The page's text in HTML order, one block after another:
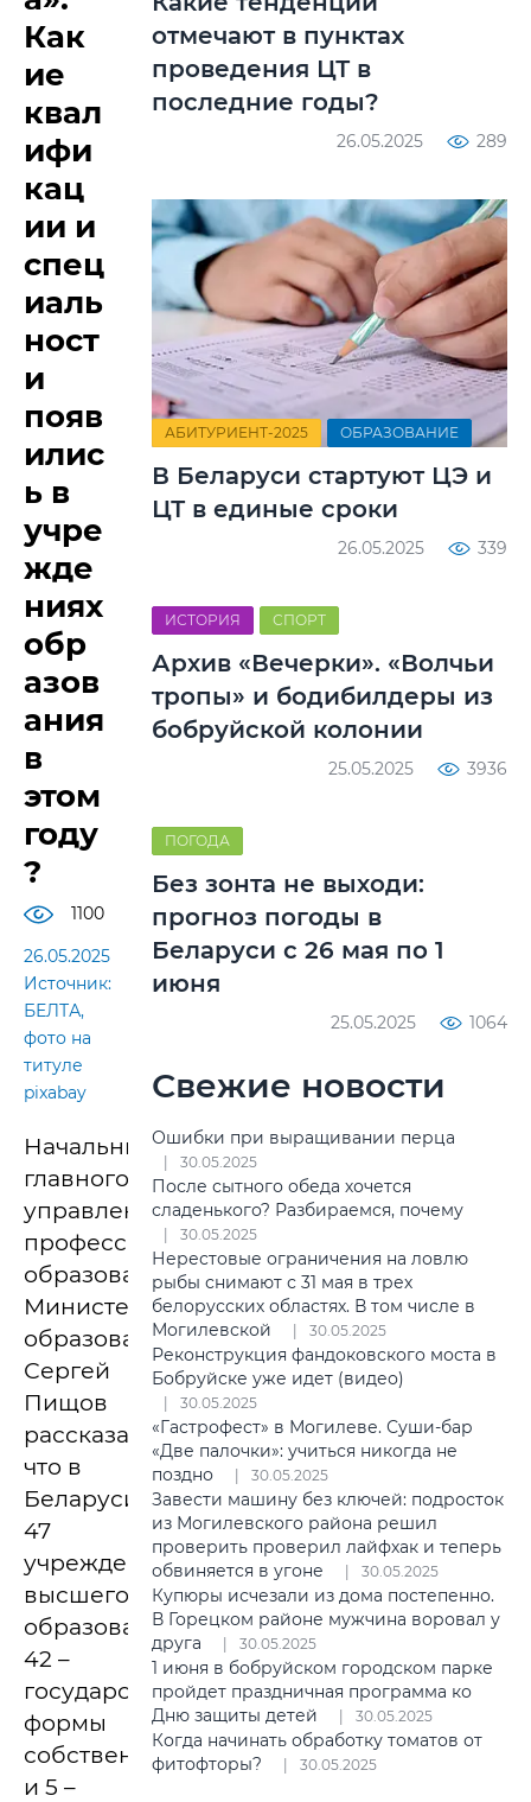
Как
ие
квал
ифи
кац
ии и
спец
иаль
ност
и
появ
илис
ь в
учре
жде
ниях
обр
азов
ания
в
этом
году
?
1100
26.05.2025
Источник:
БЕЛТА,
фото на
титуле
pixabay
Начальник
главного
управления
профессионального
образования
Министерства
образования
Сергей
Пищов
рассказал,
что в
Беларуси
47
учреждений
высшего
образования,
42 –
государственной
формы
собственности
и 5 –
отмечают в пунктах
проведения ЦТ в
последние годы?
26.05.2025 289
АБИТУРИЕНТ-2025 ОБРАЗОВАНИЕ
В Беларуси стартуют ЦЭ и
ЦТ в единые сроки
26.05.2025 339
ИСТОРИЯ СПОРТ
Архив «Вечерки». «Волчьи
тропы» и бодибилдеры из
бобруйской колонии
25.05.2025 3936
ПОГОДА
Без зонта не выходи:
прогноз погоды в
Беларуси с 26 мая по 1
июня
25.05.2025 1064
Свежие новости
Ошибки при выращивании перца
30.05.2025
После сытного обеда хочется
сладенького? Разбираемся, почему
30.05.2025
Нерестовые ограничения на ловлю
рыбы снимают с 31 мая в трех
белорусских областях. В том числе в
Могилевской
30.05.2025
Реконструкция фандоковского моста в
Бобруйске уже идет (видео)
30.05.2025
«Гастрофест» в Могилеве. Суши-бар
«Две палочки»: учиться никогда не
поздно
30.05.2025
Завести машину без ключей: подросток
из Могилевского района решил
проверить проверил лайфхак и теперь
обвиняется в угоне
30.05.2025
Купюры исчезали из дома постепенно.
В Горецком районе мужчина воровал у
друга
30.05.2025
1 июня в бобруйском городском парке
пройдет праздничная программа ко
Дню защиты детей
30.05.2025
Когда начинать обработку томатов от
фитофторы?
30.05.2025